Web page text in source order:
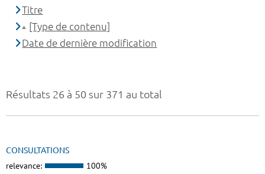
Résultats 26 à 50 sur 371 au total
CONSULTATIONS
relevance: 100%
Titre
[Type de contenu]
Date de dernière modification